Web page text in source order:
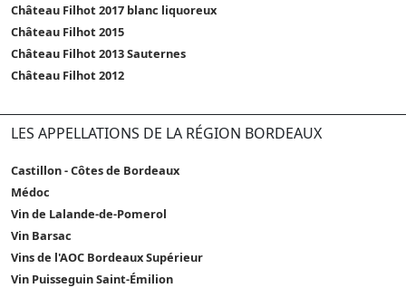
Château Filhot 2017 blanc liquoreux
Château Filhot 2015
Château Filhot 2013 Sauternes
Château Filhot 2012
LES APPELLATIONS DE LA RÉGION BORDEAUX
Castillon - Côtes de Bordeaux
Médoc
Vin de Lalande-de-Pomerol
Vin Barsac
Vins de l'AOC Bordeaux Supérieur
Vin Puisseguin Saint-Émilion